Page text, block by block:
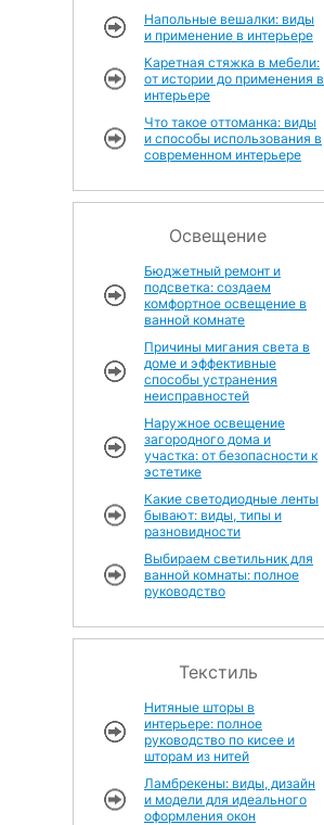
Напольные вешалки: виды
и применение в интерьере
Каретная стяжка в мебели:
от истории до применения в
интерьере
Что такое оттоманка: виды
и способы использования в
современном интерьере
Освещение
Бюджетный ремонт и
подсветка: создаем
комфортное освещение в
ванной комнате
Причины мигания света в
доме и эффективные
способы устранения
неисправностей
Наружное освещение
загородного дома и
участка: от безопасности к
эстетике
Какие светодиодные ленты
бывают: виды, типы и
разновидности
Выбираем светильник для
ванной комнаты: полное
руководство
Текстиль
Нитяные шторы в
интерьере: полное
руководство по кисее и
шторам из нитей
Ламбрекены: виды, дизайн
и модели для идеального
оформления окон